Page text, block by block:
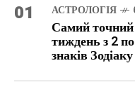
01 АСТРОЛОГІЯ
Самий точний
тиждень з 2
знаків Зодіаку